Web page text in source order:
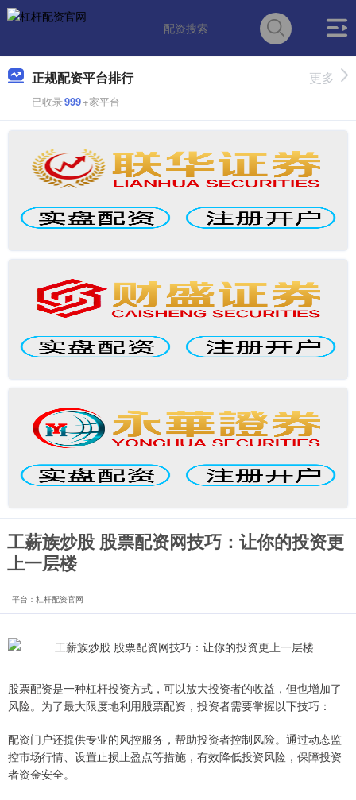
正规配资平台排行
已收录999+家平台
更多
工薪族炒股 股票配资网技巧：让你的投资更
上一层楼
平台：杠杆配资官网
股票配资是一种杠杆投资方式，可以放大投资者的收益，但也增加了
风险。为了最大限度地利用股票配资，投资者需要掌握以下技巧：
配资门户还提供专业的风控服务，帮助投资者控制风险。通过动态监
控市场行情、设置止损止盈点等措施，有效降低投资风险，保障投资
者资金安全。